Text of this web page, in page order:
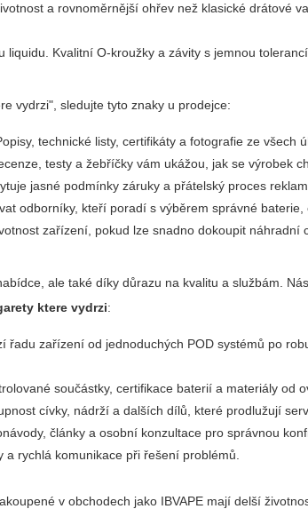
a rovnoměrnější ohřev než klasické drátové
liquidu. Kvalitní O-kroužky a závity s jemnou
vydrzi", sledujte tyto znaky u prodejce:
technické listy, certifikáty a fotografie ze všech
testy a žebříčky vám ukážou, jak se výrobek
jasné podmínky záruky a přátelský proces
odborníky, kteří poradí s výběrem správné baterie,
zařízení, pokud lze snadno dokoupit náhradní
ale také díky důrazu na kvalitu a službám.
ktere vydrzi:
řadu zařízení od jednoduchých POD systémů po
součástky, certifikace baterií a materiály od
cívky, nádrží a dalších dílů, které prodlužují
články a osobní konzultace pro správnou
rychlá komunikace při řešení problémů.
v obchodech jako IBVAPE mají delší